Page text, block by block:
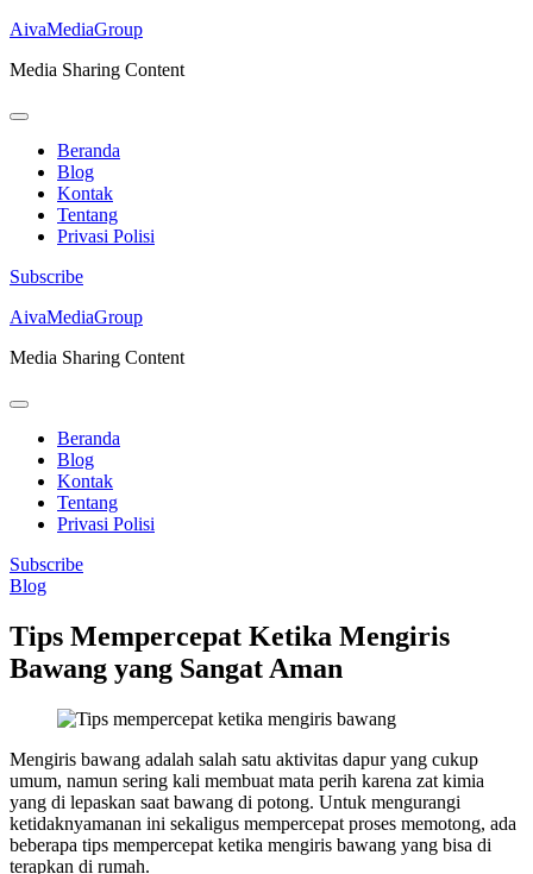
AivaMediaGroup
Media Sharing Content
Beranda
Blog
Kontak
Tentang
Privasi Polisi
Subscribe
Lompat
konten
Enter)
AivaMediaGroup
Media Sharing Content
Beranda
Blog
Kontak
Tentang
Privasi Polisi
Subscribe
Blog
Tips Mempercepat Ketika Mengiris
Bawang yang Sangat Aman
Mengiris bawang adalah salah satu aktivitas dapur yang cukup
umum, namun sering kali membuat mata perih karena zat kimia
yang di lepaskan saat bawang di potong. Untuk mengurangi
ketidaknyamanan ini sekaligus mempercepat proses memotong, ada
beberapa tips mempercepat ketika mengiris bawang yang bisa di
terapkan di rumah.